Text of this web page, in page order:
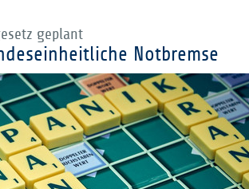
geplant
Notbremse